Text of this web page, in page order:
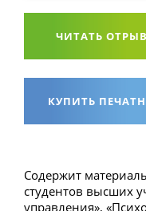
ЧИТАТЬ
КУПИТЬ
Содержит
студентов высших
управления»,